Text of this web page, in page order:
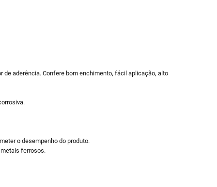
aderência. Confere bom enchimento, fácil aplicação, alto
o desempenho do produto.
ferrosos.